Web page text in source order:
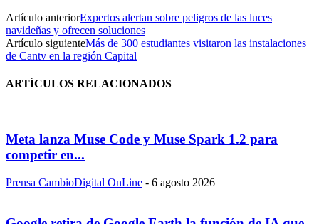
Artículo anteriorExpertos alertan sobre peligros de las luces
navideñas y ofrecen soluciones
Artículo siguienteMás de 300 estudiantes visitaron las instalaciones
de Cantv en la región Capital
ARTÍCULOS RELACIONADOS
Meta lanza Muse Code y Muse Spark 1.2 para
competir en...
Prensa CambioDigital OnLine - 6 agosto 2026